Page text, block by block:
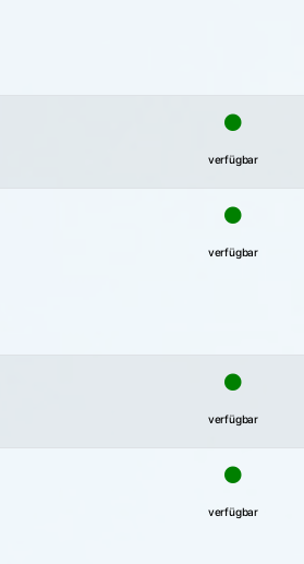
verfügbar
verfügbar
verfügbar
verfügbar